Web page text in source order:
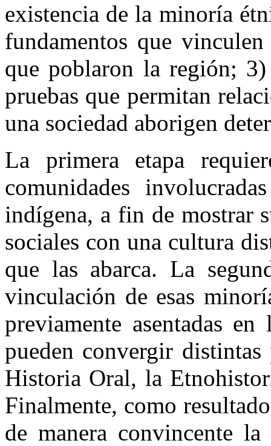
existencia de la minoría
fundamentos que
que poblaron la región;
pruebas que permitan
una sociedad aborigen
La primera etapa
comunidades
indígena, a fin de mostrar
sociales con una cultura
que las abarca. La
vinculación de esas
previamente asentadas
pueden convergir
Historia Oral, la
Finalmente, como
de manera convincente